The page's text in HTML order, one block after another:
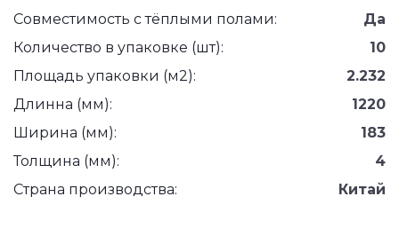
Совместимость с тёплыми полами:
Да
Количество в упаковке (шт):
10
Площадь упаковки (м2):
2.232
Длинна (мм):
1220
Ширина (мм):
183
Толщина (мм):
4
Страна производства:
Китай